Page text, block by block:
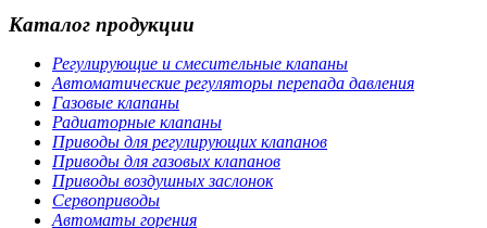
Каталог продукции
Регулирующие и смесительные клапаны
Автоматические регуляторы перепада давления
Газовые клапаны
Радиаторные клапаны
Приводы для регулирующих клапанов
Приводы для газовых клапанов
Приводы воздушных заслонок
Сервоприводы
Автоматы горения